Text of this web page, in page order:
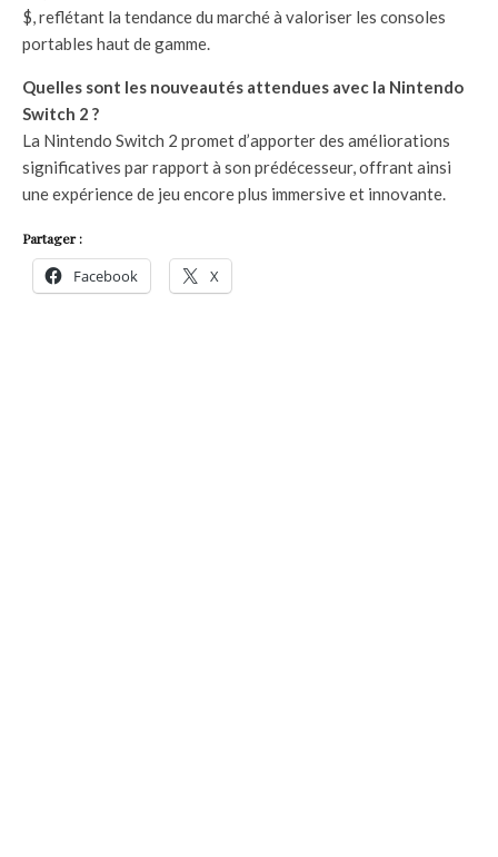
$, reflétant la tendance du marché à valoriser les consoles
portables haut de gamme.
Quelles sont les nouveautés attendues avec la Nintendo
Switch 2 ?
La Nintendo Switch 2 promet d’apporter des améliorations
significatives par rapport à son prédécesseur, offrant ainsi
une expérience de jeu encore plus immersive et innovante.
Partager :
Facebook X